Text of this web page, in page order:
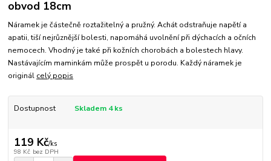
obvod 18cm
Náramek je částečně roztažitelný a pružný. Achát odstraňuje napětí a
apatii, tiší nejrůznější bolesti, napomáhá uvolnění při dýchacích a očních
nemocech. Vhodný je také při kožních chorobách a bolestech hlavy.
Nastávajícím maminkám může prospět u porodu. Každý náramek je
originál celý popis
Dostupnost Skladem 4 ks
119 Kč/ks
98 Kč bez DPH